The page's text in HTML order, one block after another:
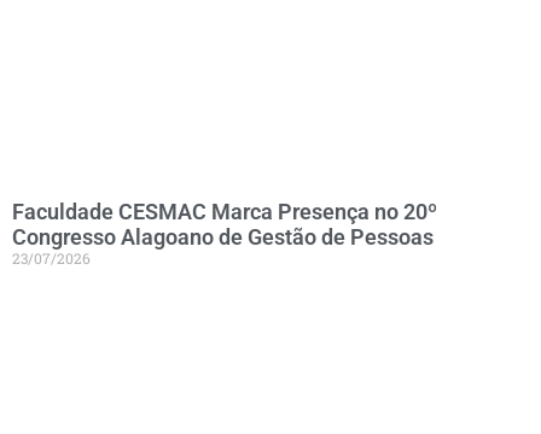
Faculdade CESMAC Marca Presença no 20º
Congresso Alagoano de Gestão de Pessoas
23/07/2026